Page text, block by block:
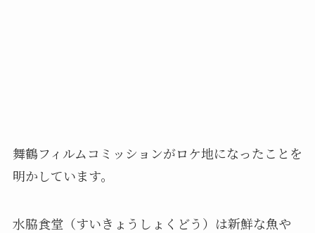
舞鶴フィルムコミッションがロケ地になったことを
明かしています。
水脇食堂（すいきょうしょくどう）は新鮮な魚や